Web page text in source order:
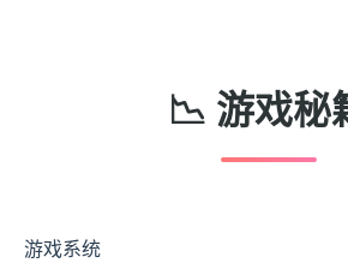
📉 游戏秘
游戏系统